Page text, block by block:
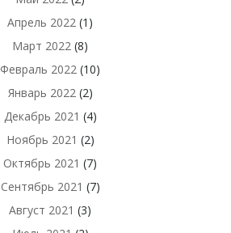
Апрель 2022 (1)
Март 2022 (8)
Февраль 2022 (10)
Январь 2022(2)
Декабрь 2021 (4)
Ноябрь 2021 (2)
Октябрь 2021 (7)
Сентябрь 2021 (7)
Август 2021 (3)